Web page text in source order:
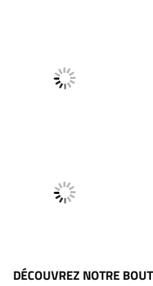
DÉCOUVREZ NOTRE